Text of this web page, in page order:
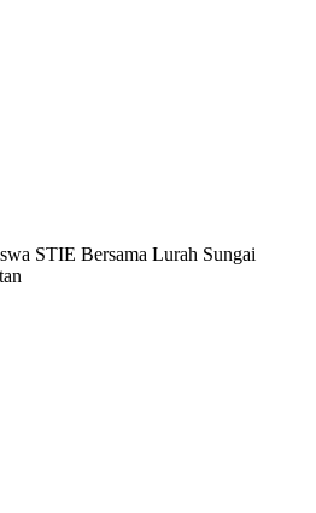
STIE Bersama Lurah Sungai